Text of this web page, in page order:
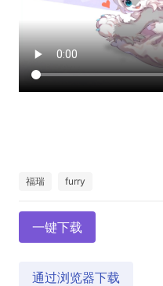
福瑞 furry
一键下载
通过浏览器下载